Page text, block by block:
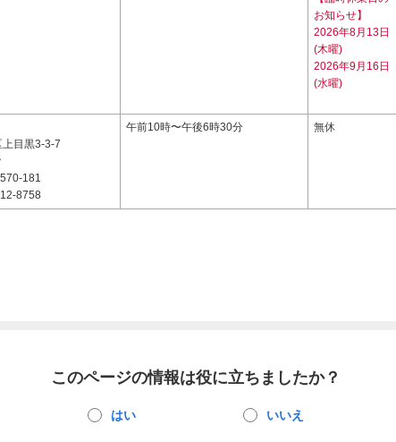
お知らせ】
2026年8月13日
(木曜)
2026年9月16日
(水曜)
目黒3-3-7
181
8758
午前10時〜午後6時30分 無休
このページの情報は役に立ちましたか？
はい いいえ